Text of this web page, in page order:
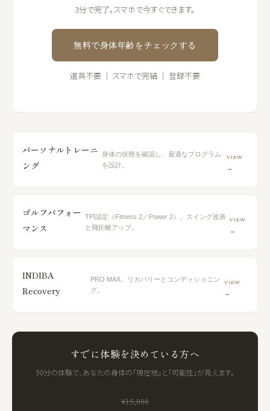
3分で完了。スマホで今すぐできます。
無料で身体年齢をチェックする
道具不要 ｜ スマホで完結 ｜ 登録不要
パーソナルトレーニ
ング
身体の状態を確認し、最適なプログラム
を設計。
VIEW
→
ゴルフパフォー
マンス
TPI認定（Fitness 2／Power 2）。スイング改善
と飛距離アップ。
VIEW
→
INDIBA
Recovery
PRO MAX。リカバリーとコンディショニン
グ。
VIEW
→
すでに体験を決めている方へ
90分の体験で、あなたの身体の「現在地」と「可能性」が見えます。
¥15,000